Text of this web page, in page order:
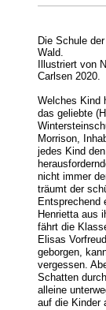
Die Schule
Wald.
Illustriert von
Carlsen 2020.
Welches Kind
das geliebte
Morrison,
jedes Kind
nicht immer
träumt der
Entsprechend
Henrietta aus
fährt die
Elisas
geborgen,
vergessen.
Schatten
alleine
auf die Kinder